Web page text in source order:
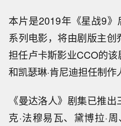
本片是2019年《星战9
系列电影，将由剧版主创
担任卢卡斯影业CCO的该
和凯瑟琳·肯尼迪担任制作
《曼达洛人》剧集已推
克·法穆易瓦、黛博拉·